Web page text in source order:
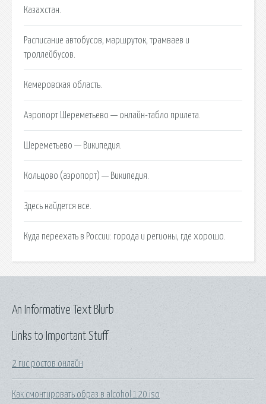
Казахстан.
Расписание автобусов, маршруток, трамваев и
троллейбусов.
Кемеровская область.
Аэропорт Шереметьево — онлайн-табло прилета.
Шереметьево — Википедия.
Кольцово (аэропорт) — Википедия.
Здесь найдется все.
Куда переехать в России: города и регионы, где хорошо.
Links to Important Stuff
2 гис ростов онлайн
Как смонтировать образ в alcohol 120 iso
An Informative Text Blurb